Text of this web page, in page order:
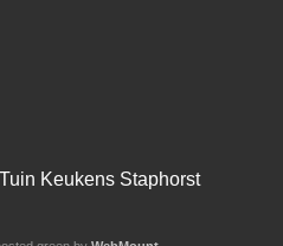
Keukens Staphorst